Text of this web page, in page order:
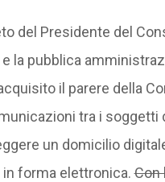
del Presidente del
la pubblica
il parere della
tra i soggetti
un domicilio
forma elettronica.Con